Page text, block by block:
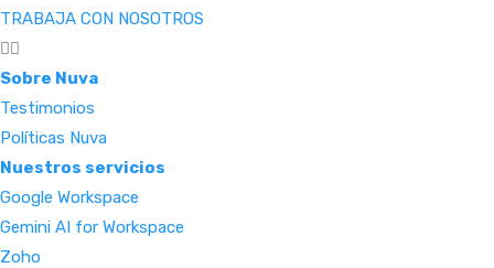
TRABAJA CON NOSOTROS
Sobre Nuva
Testimonios
Políticas Nuva
Nuestros servicios
Google Workspace
Gemini AI for Workspace
Zoho